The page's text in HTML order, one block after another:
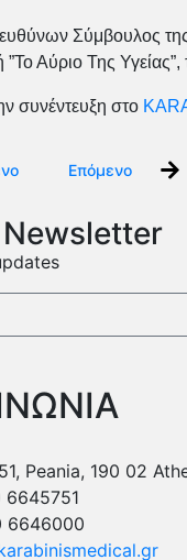
Σύμβουλος
”Το Αύριο Της
συνέντευξη στο
Επόμενο
Peania, 190 02
6645751
6646000